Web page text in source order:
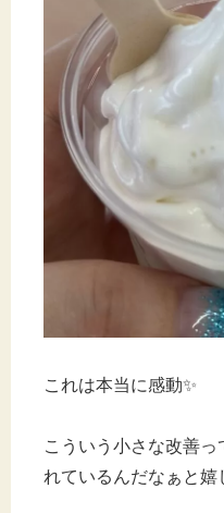
これは本当に感動✨
こういう小さな改善っ
れているんだなぁと